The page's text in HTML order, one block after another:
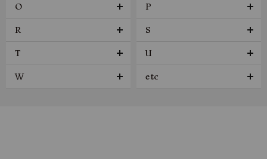
O P
R S
T U
W etc